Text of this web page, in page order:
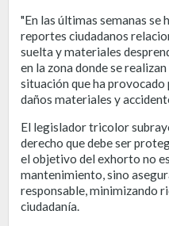
"En las últimas semanas
reportes ciudadanos
suelta y materiales
en la zona donde se
situación que ha
daños materiales y
El legislador tricolor
derecho que debe ser
el objetivo del exhorto no
mantenimiento, sino
responsable, minimizando
ciudadanía.